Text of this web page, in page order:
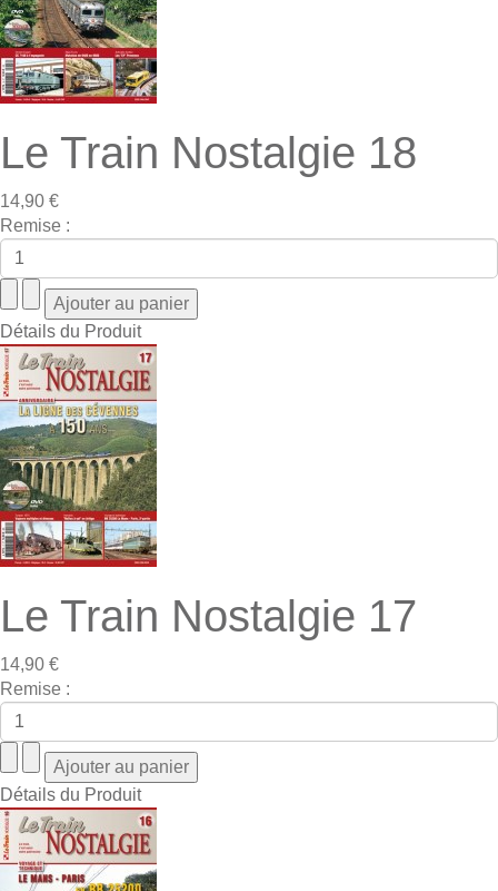
Le Train Nostalgie 18
14,90 €
Remise :
Détails du Produit
Le Train Nostalgie 17
14,90 €
Remise :
Détails du Produit